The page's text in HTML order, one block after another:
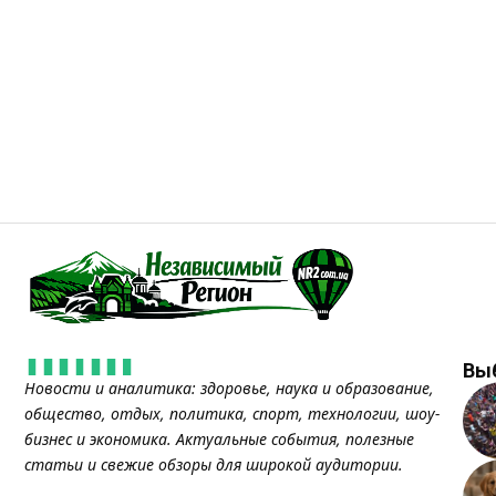
Новости и аналитика: здоровье, наука и образование,
общество, отдых, политика, спорт, технологии, шоу-
бизнес и экономика. Актуальные события, полезные
статьи и свежие обзоры для широкой аудитории.